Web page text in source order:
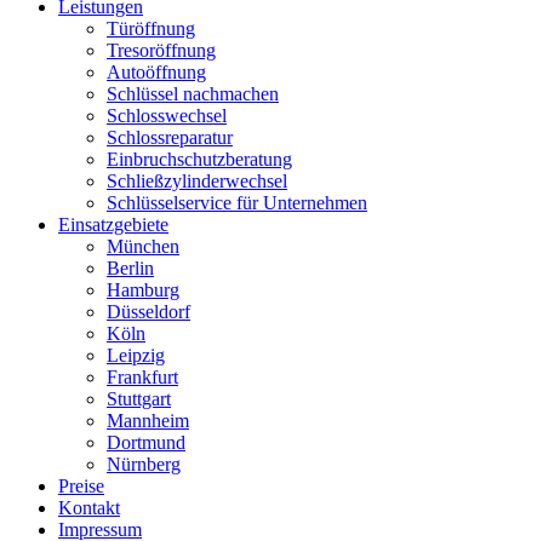
Leistungen
Türöffnung
Tresoröffnung
Аutoöffnung
Schlüssel nachmachen
Schlosswechsel
Schlossreparatur
Einbruchschutzberatung
Schließzylinderwechsel
Schlüsselservice für Unternehmen
Einsatzgebiete
München
Berlin
Hamburg
Düsseldorf
Köln
Leipzig
Frankfurt
Stuttgart
Mannheim
Dortmund
Nürnberg
Preise
Kontakt
Impressum